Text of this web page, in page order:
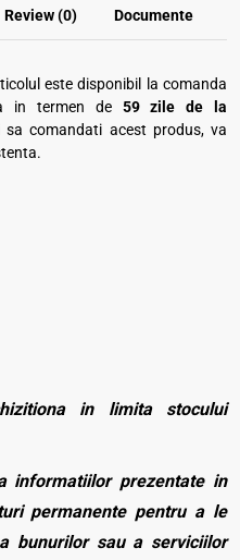
Review (0) Documente
este disponibil la comanda
in termen de 59 zile de la
comandati acest produs, va
in limita stocului
informatiilor prezentate in
permanente pentru a le
bunurilor sau a serviciilor